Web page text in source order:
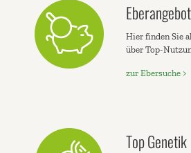
Eberangebot
Hier finden Sie
über Top-
zur Ebersuche >
Top Genetik